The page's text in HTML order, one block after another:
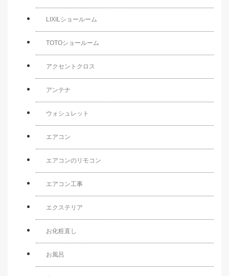
LIXILショールーム
TOTOショールーム
アクセントクロス
アンテナ
ウォシュレット
エアコン
エアコンのリモコン
エアコン工事
エクステリア
お化粧直し
お風呂